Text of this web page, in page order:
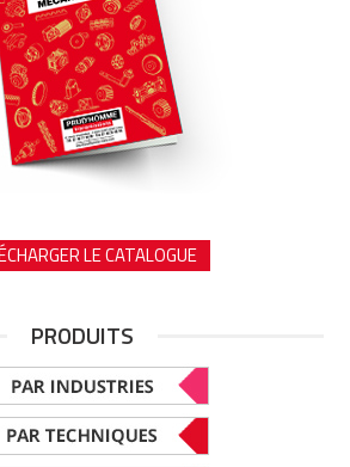
LE CATALOGUE
PRODUITS